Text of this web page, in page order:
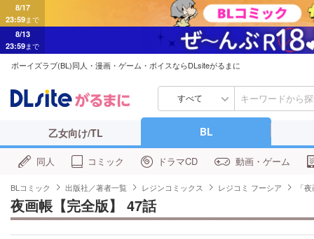
23:59まで
8/13
23:59まで
ボーイズラブ(BL)同人・漫画・ゲーム・ボイスならDLsiteがるまに
すべて
乙女向け/TL BL
同人 コミック ドラマCD 動画・ゲーム
BLコミック 出版社／著者一覧 レジンコミックス レジコミ フーシア 「
夜画帳【完全版】 47話